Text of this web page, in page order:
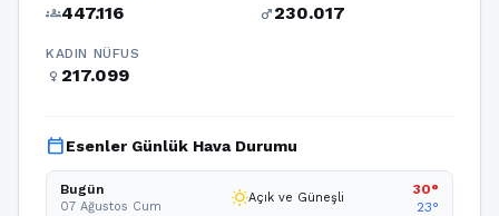
groups447.116 male230.017
KADIN NÜFUS
female 217.099
calendar_todayEsenler Günlük Hava Durumu
Bugün
07 Ağustos Cum wb_sunnyAçık ve Güneşli
30°
23°